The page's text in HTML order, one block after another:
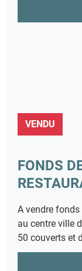
VENDU
FONDS
A vendre
au centre ville
50 couverts et